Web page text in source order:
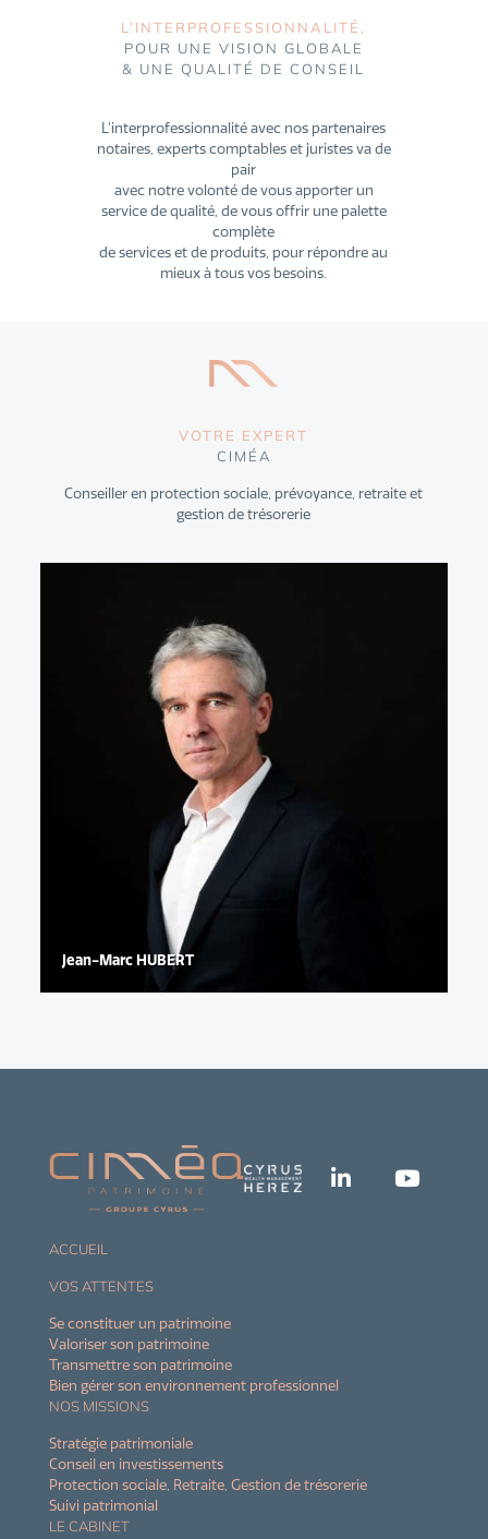
L’INTERPROFESSIONNALITÉ,
POUR UNE VISION GLOBALE
& UNE QUALITÉ DE CONSEIL
L’interprofessionnalité avec nos partenaires
notaires, experts comptables et juristes va de
pair
avec notre volonté de vous apporter un
service de qualité, de vous offrir une palette
complète
de services et de produits, pour répondre au
mieux à tous vos besoins.
VOTRE EXPERT
CIMÉA
Conseiller en protection sociale, prévoyance, retraite et
gestion de trésorerie
Jean-Marc HUBERT
ACCUEIL
VOS ATTENTES
Se constituer un patrimoine
Valoriser son patrimoine
Transmettre son patrimoine
Bien gérer son environnement professionnel
NOS MISSIONS
Stratégie patrimoniale
Conseil en investissements
Protection sociale, Retraite, Gestion de trésorerie
Suivi patrimonial
LE CABINET